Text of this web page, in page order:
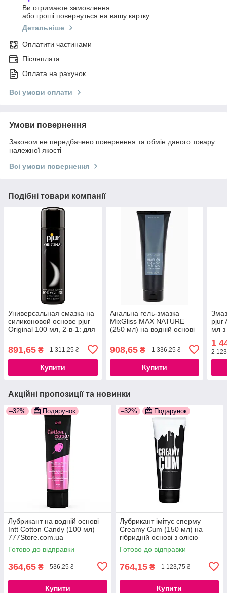
Ви отримаєте замовлення
або гроші повернуться на вашу картку
Детальніше
Оплатити частинами
Післяплата
Оплата на рахунок
Всі умови оплати
Умови повернення
Законом не передбачено повернення та обмін даного товару
належної якості
Всі умови повернення
Подібні товари компанії
Универсальная смазка на
силиконовой основе pjur
Original 100 мл, 2-в-1: для
777Store.com.ua
891,65 ₴ 1 311,25 ₴
Купити
Анальна гель-змазка
MixGliss MAX NATURE
(250 мл) на водній основі
777Store.com.ua
908,65₴ 1 336,25 ₴
Купити
pjur
мл з
1
2
Акційні пропозиції та новинки
–32% Подарунок
Лубрикант на водній основі
Intt Cotton Candy (100 мл)
777Store.com.ua
Готово до відправки
364,65 ₴ 536,25 ₴
Купити
–32% Подарунок
Лубрикант імітує сперму
Creamy Cum (150 мл) на
гібридній основі з олією
звіробою 777Store.com.ua
Готово до відправки
764,15 ₴ 1 123,75 ₴
Купити